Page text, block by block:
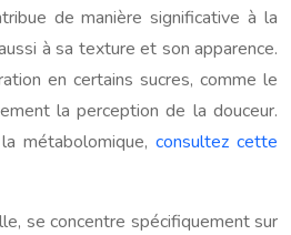
de manière significative à la
à sa texture et son apparence.
en certains sucres, comme le
la perception de la douceur.
métabolomique, consultez cette
se concentre spécifiquement sur